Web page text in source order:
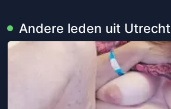
Andere leden uit Utrecht